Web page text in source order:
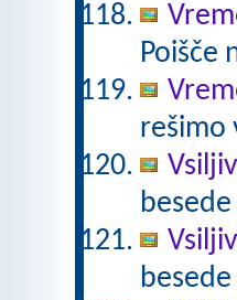
Poišče
rešimo